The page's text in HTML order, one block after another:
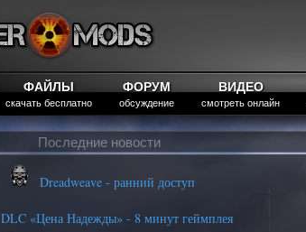
ФАЙЛЫ
скачать бесплатно
ФОРУМ
обсуждение
ВИДЕО
смотреть онлайн
Последние новости
Dreadweave - ранний доступ
DLC «Цена Надежды» - 8 минут геймплея